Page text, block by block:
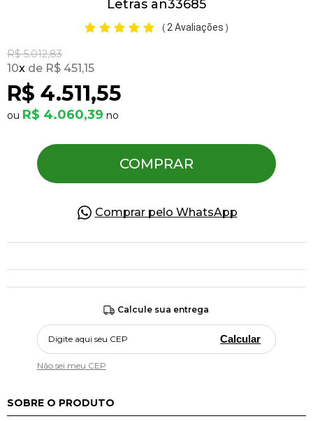
Letras an33685
( 2 Avaliações )
R$ 5.012,83
R$ 4.511,55
10x R$ 451,15
R$ 4.060,39
COMPRAR
Comprar pelo WhatsApp
Calcule sua entrega
Calcular
Não sei meu CEP
SOBRE O PRODUTO
OFERTAS